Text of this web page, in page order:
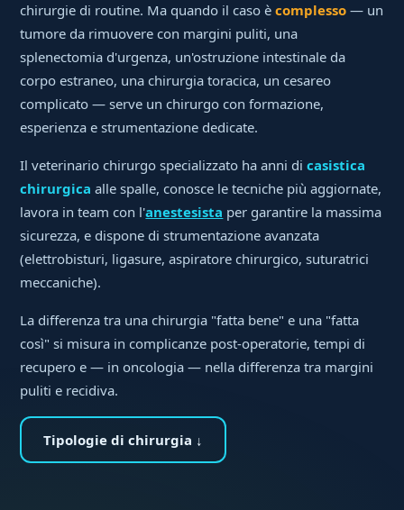
chirurgie di routine. Ma quando il caso ècomplesso — un
tumore da rimuovere con margini puliti, una
splenectomia d'urgenza, un'ostruzione intestinale da
corpo estraneo, una chirurgia toracica, un cesareo
complicato — serve un chirurgo con formazione,
esperienza e strumentazione dedicate.
Il veterinario chirurgo specializzato ha anni dicasistica
chirurgica alle spalle, conosce le tecniche più aggiornate,
lavora in team con l'anestesista per garantire la massima
sicurezza, e dispone di strumentazione avanzata
(elettrobisturi, ligasure, aspiratore chirurgico, suturatrici
meccaniche).
La differenza tra una chirurgia "fatta bene" e una "fatta
così" si misura in complicanze post-operatorie, tempi di
recupero e — in oncologia — nella differenza tra margini
puliti e recidiva.
Tipologie di chirurgia ↓